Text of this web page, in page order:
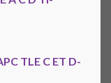
TLE C ET D-